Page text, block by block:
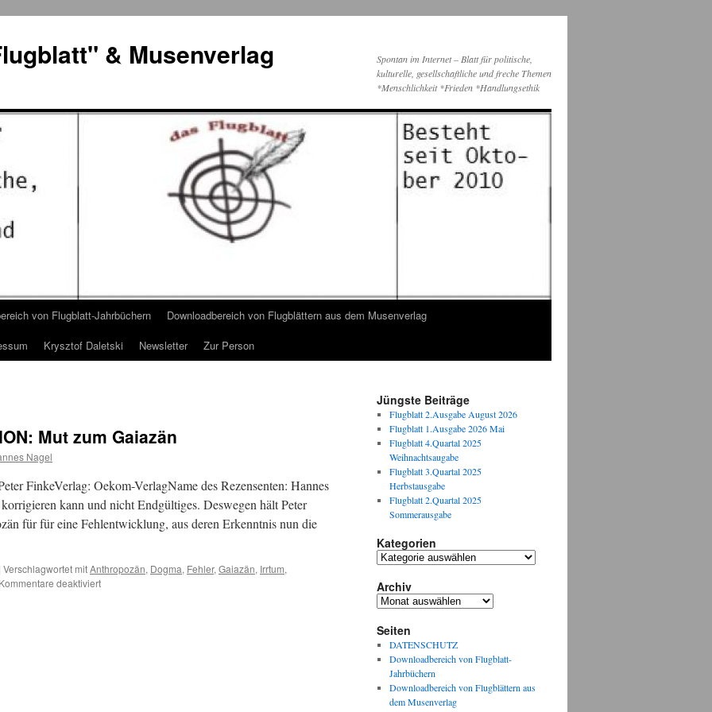
& Musenverlag
Spontan im Internet – Blatt für politische,
kulturelle, gesellschaftliche und freche Themen
*Menschlichkeit *Frieden *Handlungsethik
von Flugblatt-Jahrbüchern
Downloadbereich von Flugblättern aus dem Musenverlag
Krysztof Daletski Newsletter Zur Person
Mut zum Gaiazän
Nagel
FinkeVerlag: Oekom-VerlagName des Rezensenten: Hannes
kann und nicht Endgültiges. Deswegen hält Peter
für für eine Fehlentwicklung, aus deren Erkenntnis nun die
Verschlagwortet mitAnthropozän, Dogma, Fehler, Gaiazän, Irrtum,
Kommentare deaktiviertfür
Jüngste Beiträge
Flugblatt 2.Ausgabe August 2026
Flugblatt 1.Ausgabe 2026 Mai
Flugblatt 4.Quartal 2025
Weihnachtsaugabe
Flugblatt 3.Quartal 2025
Herbstausgabe
Flugblatt 2.Quartal 2025
Sommerausgabe
Kategorien
Kategorien
Archiv
Archiv
Seiten
DATENSCHUTZ
Downloadbereich von Flugblatt-
Jahrbüchern
Downloadbereich von Flugblättern aus
dem Musenverlag